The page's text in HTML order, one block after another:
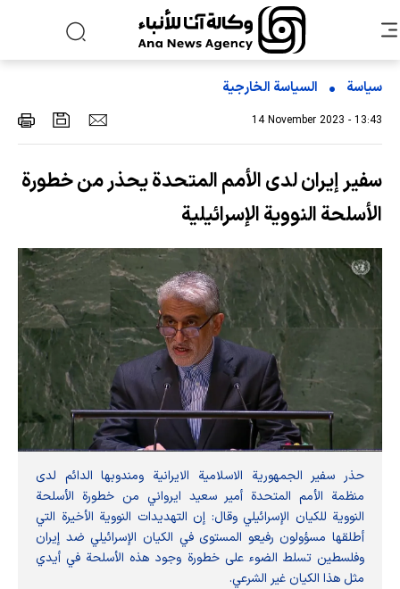
سياسة السیاسة الخارجیة
14 November 2023 - 13:43
سفير إيران لدى الأمم المتحدة يحذر من خطورة
الأسلحة النووية الإسرائيلية
حذر سفير الجمهورية الاسلامية الايرانية ومندوبها الدائم لدى
منظمة الأمم المتحدة أمير سعيد ايرواني من خطورة الأسلحة
النووية للكيان الإسرائيلي وقال: إن التهديدات النووية الأخيرة التي
أطلقها مسؤولون رفيعو المستوى في الكيان الإسرائيلي ضد إيران
وفلسطين تسلط الضوء على خطورة وجود هذه الأسلحة في أيدي
مثل هذا الكيان غير الشرعي.